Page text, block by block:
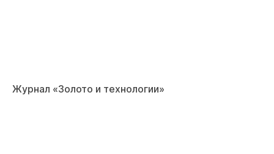
Журнал «Золото и технологии»